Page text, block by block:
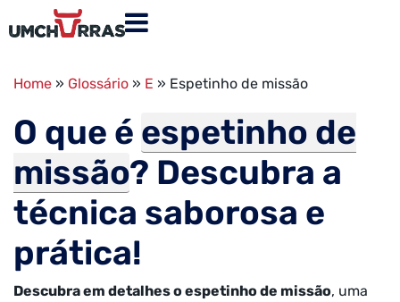
Home » Glossário » E » Espetinho de missão
O que é espetinho de
missão? Descubra a
técnica saborosa e
prática!
Descubra em detalhes oespetinho de missão, uma